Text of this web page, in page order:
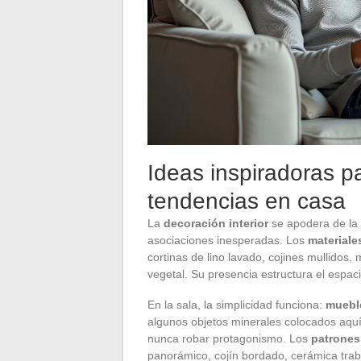
Ideas inspiradoras
tendencias en casa
La decoración interiorse apodera de la
asociaciones inesperadas. Los
cortinas de lino lavado, cojines mullidos,
vegetal. Su presencia estructura el
En la sala, la simplicidad funciona:
algunos objetos minerales colocados
nunca robar protagonismo. Los
panorámico, cojín bordado, cerámica